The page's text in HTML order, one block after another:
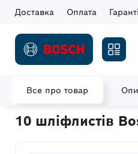
Доставка Оплата
Все про товар
Головна Витратні матеріали
10 шліфлистів